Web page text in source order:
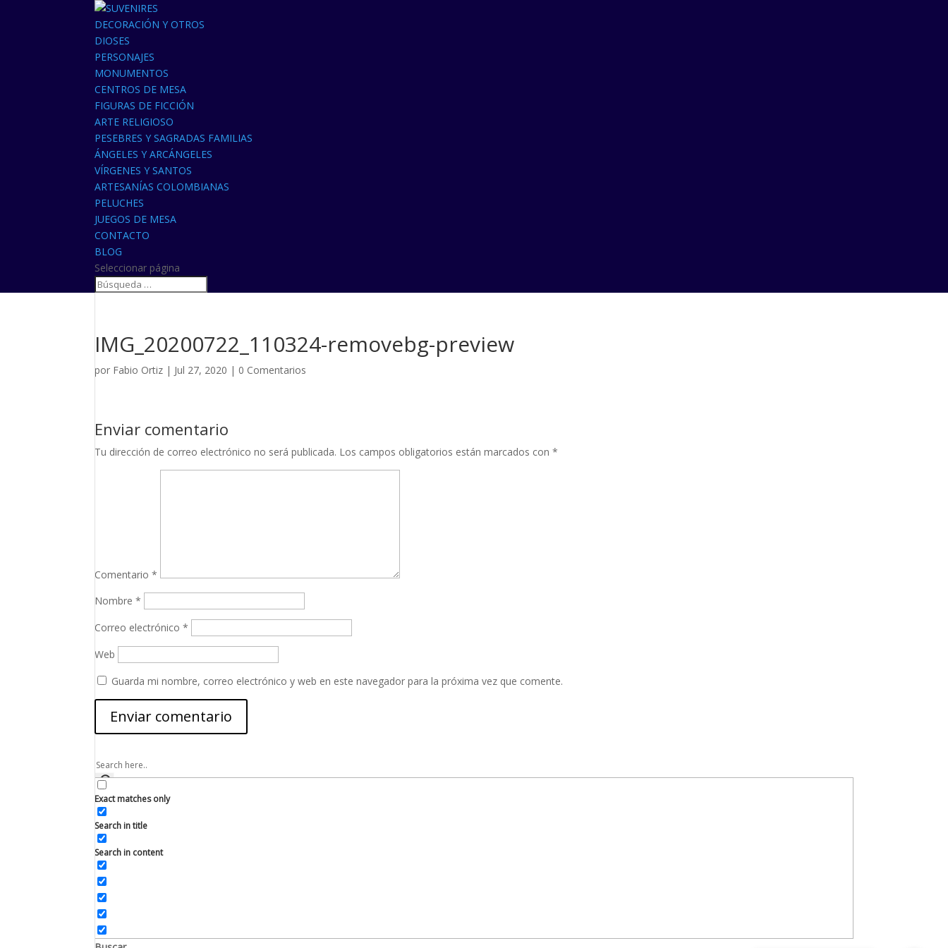
DECORACIÓN Y OTROS
DIOSES
PERSONAJES
MONUMENTOS
CENTROS DE MESA
FIGURAS DE FICCIÓN
ARTE RELIGIOSO
PESEBRES Y SAGRADAS FAMILIAS
ÁNGELES Y ARCÁNGELES
VÍRGENES Y SANTOS
ARTESANÍAS COLOMBIANAS
PELUCHES
JUEGOS DE MESA
CONTACTO
BLOG
Seleccionar página
IMG_20200722_110324-removebg-preview
por Fabio Ortiz | Jul 27, 2020 | 0 Comentarios
Enviar comentario
Tu dirección de correo electrónico no será publicada. Los campos obligatorios están marcados con*
Comentario*
Nombre*
Correo electrónico*
Web
Guarda mi nombre, correo electrónico y web en este navegador para la próxima vez que comente.
Exact matches only
Search in title
Search in content